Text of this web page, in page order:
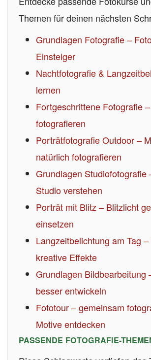
Themen für deinen nächsten
Grundlagen Fotografie –
Einsteiger
Nachtfotografie &
lernen
Fortgeschrittene Fotografie
fotografieren
Porträtfotografie Outdoor –
natürlich fotografieren
Grundlagen Studiofotografie
Studio verstehen
Porträt mit Blitz – Blitzlicht
einsetzen
Langzeitbelichtung am Tag
kreative Effekte
Grundlagen Bildbearbeitung
besser entwickeln
Fototour – gemeinsam
Motive entdecken
PASSENDE FOTOGRAFIE-